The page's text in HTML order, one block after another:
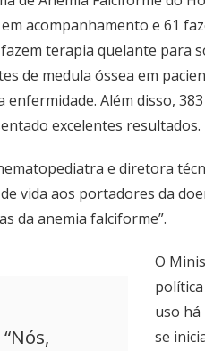
acompanhamento e 61
terapia quelante para
de medula óssea em
enfermidade. Além disso,
excelentes resultados.
e diretora
vida aos portadores da
da anemia falciforme”.
“Nós,
O
uso
se